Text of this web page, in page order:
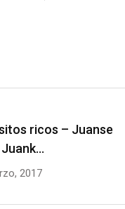
ricos – Juanse
2017